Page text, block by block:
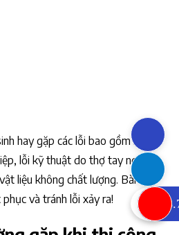
hay gặp các lỗi bao gồm lỗi tự
lỗi kỹ thuật do thợ tay nghề
liệu không chất lượng. Bài viết
và tránh lỗi xảy ra!